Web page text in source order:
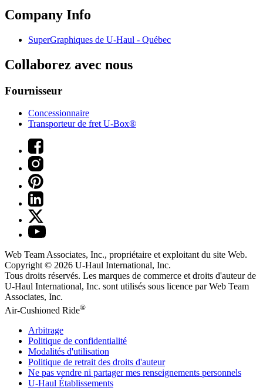
Company Info
SuperGraphiques de U-Haul - Québec
Collaborez avec nous
Fournisseur
Concessionnaire
Transporteur de fret U-Box®
Web Team Associates, Inc., propriétaire et exploitant du site Web.
Copyright © 2026 U-Haul International, Inc.
Tous droits réservés. Les marques de commerce et droits d'auteur de
U-Haul International, Inc. sont utilisés sous licence par Web Team
Associates, Inc.
Air-Cushioned Ride®
Arbitrage
Politique de confidentialité
Modalités d'utilisation
Politique de retrait des droits d'auteur
Ne pas vendre ni partager mes renseignements personnels
U-Haul Établissements